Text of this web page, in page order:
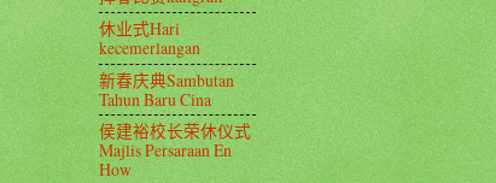
休业式Hari
kecemerlangan
新春庆典Sambutan
Tahun Baru Cina
侯建裕校长荣休仪式
Majlis Persaraan En
How